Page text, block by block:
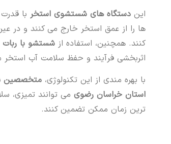
این دستگاه های شستشوی استخر با
ها را از عمق استخر خارج می کنند و در
کنند. همچنین، استفاده از شستشو با
اثربخشی فرآیند و حفظ سلامت آب
با بهره مندی از این تکنولوژی، متخصصین
استان خراسان رضوی می توانند تمیزی،
ترین زمان ممکن تضمین کنند.